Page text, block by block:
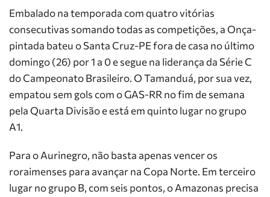
Embalado na temporada com quatro vitórias
consecutivas somando todas as competições, a Onça-
pintada bateu o Santa Cruz-PE fora de casa no último
domingo (26) por 1 a 0 e segue na liderança da Série C
do Campeonato Brasileiro. O Tamanduá, por sua vez,
empatou sem gols com o GAS-RR no fim de semana
pela Quarta Divisão e está em quinto lugar no grupo
A1.
Para o Aurinegro, não basta apenas vencer os
roraimenses para avançar na Copa Norte. Em terceiro
lugar no grupo B, com seis pontos, o Amazonas precisa